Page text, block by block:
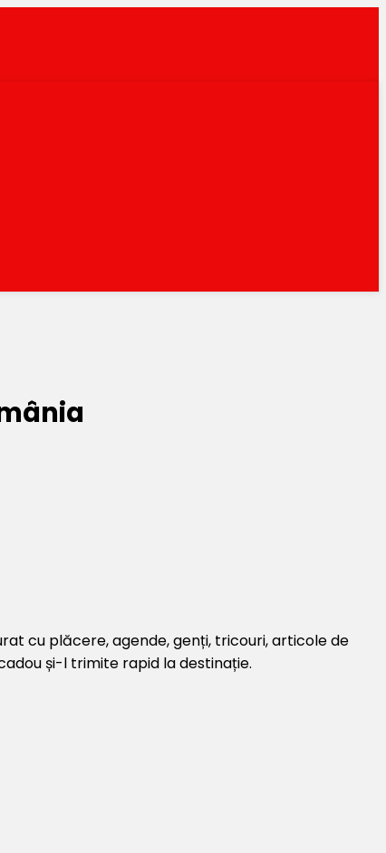
cu plăcere, agende, genți, tricouri, articole de
și-l trimite rapid la destinație.